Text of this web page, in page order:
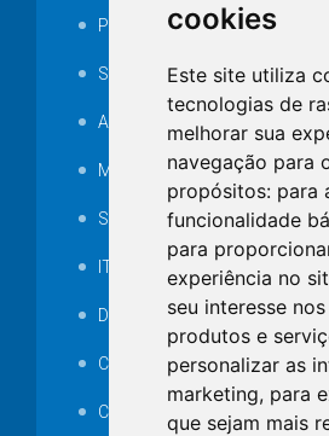
cookies
Este site utiliza
tecnologias de
melhorar sua
navegação para
propósitos: para
funcionalidade
para
experiência no
seu interesse
produtos e
personalizar as
marketing, para
que sejam mais
Portarias
SAMAE
Audiência pública
MANUTENÇÃO DE
Serviços Técnicos TI
ITR
Desapropriações
Catalogo Eletrônico de
Consórcios Municipais